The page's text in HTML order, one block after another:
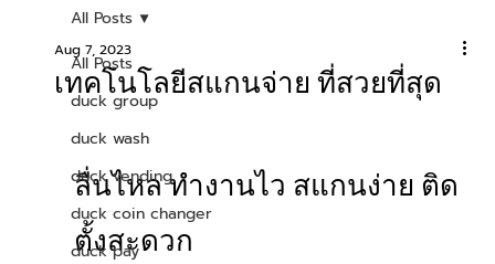
All Posts
duck group
duck wash
duck vending
duck coin changer
duck pay
All Posts
เทคโนโลยีสแกนจ่าย ที่สวยที่สุด
Aug 7, 2023
ลื่นไหล ทำงานไว สแกนง่าย ติด
ตั้งสะดวก